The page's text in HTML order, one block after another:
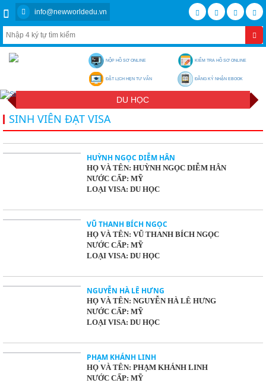
info@newworldedu.vn
NỘP HỒ SƠ ONLINE KIỂM TRA HỒ SƠ ONLINE
ĐẶT LỊCH HẸN TƯ VẤN ĐĂNG KÝ NHẬN EBOOK
DU HỌC
SINH VIÊN ĐẠT VISA
HUỲNH NGỌC DIỄM HÂN
HỌ VÀ TÊN: HUỲNH NGỌC DIỄM HÂN
NƯỚC CẤP: MỸ
LOẠI VISA: DU HỌC
VŨ THANH BÍCH NGỌC
HỌ VÀ TÊN: VŨ THANH BÍCH NGỌC
NƯỚC CẤP: MỸ
LOẠI VISA: DU HỌC
NGUYỄN HÀ LÊ HƯNG
HỌ VÀ TÊN: NGUYỄN HÀ LÊ HƯNG
NƯỚC CẤP: MỸ
LOẠI VISA: DU HỌC
PHẠM KHÁNH LINH
HỌ VÀ TÊN: PHẠM KHÁNH LINH
NƯỚC CẤP: MỸ